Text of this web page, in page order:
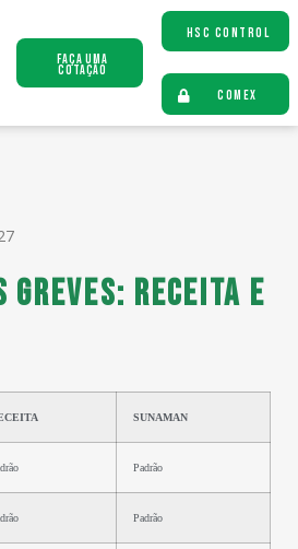
Faça uma
Cotação
HSC CONTROL
COMEX
RECEITA e
SUNAMAN
Padrão
Padrão